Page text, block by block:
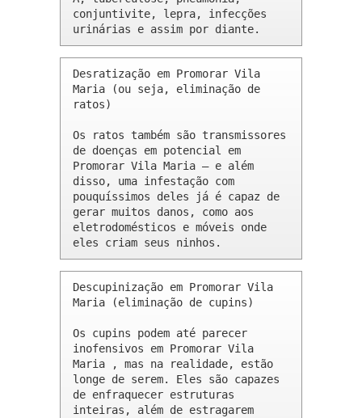
conjuntivite, lepra, infecções
urinárias e assim por diante.
Desratização em Promorar Vila
Maria (ou seja, eliminação de
ratos)
Os ratos também são transmissores
de doenças em potencial em
Promorar Vila Maria – e além
disso, uma infestação com
pouquíssimos deles já é capaz de
gerar muitos danos, como aos
eletrodomésticos e móveis onde
eles criam seus ninhos.
Descupinização em Promorar Vila
Maria (eliminação de cupins)
Os cupins podem até parecer
inofensivos em Promorar Vila
Maria , mas na realidade, estão
longe de serem. Eles são capazes
de enfraquecer estruturas
inteiras, além de estragarem